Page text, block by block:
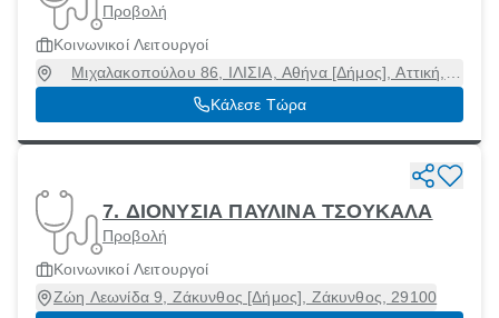
Προβολή
Κοινωνικοί Λειτουργοί
Μιχαλακοπούλου 86, ΙΛΙΣΙΑ, Αθήνα [Δήμος], Αττική,
11528
Κάλεσε Τώρα
7. ΔΙΟΝΥΣΙΑ ΠΑΥΛΙΝΑ ΤΣΟΥΚΑΛΑ
Προβολή
Κοινωνικοί Λειτουργοί
Ζώη Λεωνίδα 9, Ζάκυνθος [Δήμος], Ζάκυνθος, 29100